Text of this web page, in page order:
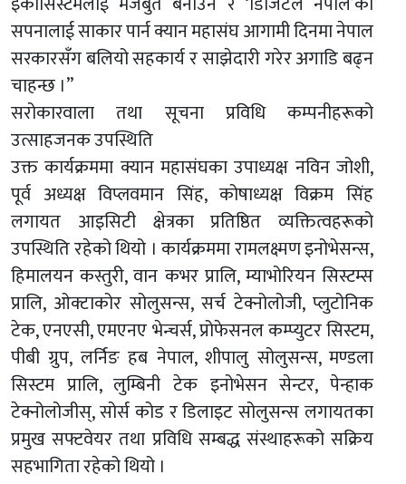
सपनालाई साकार पार्न क्यान महासंघ आगामी दिनमा नेपाल
सरकारसँग बलियो सहकार्य र साझेदारी गरेर अगाडि बढ्न
चाहन्छ ।”
सरोकारवाला तथा सूचना प्रविधि कम्पनीहरूको
उत्साहजनक उपस्थिति
उक्त कार्यक्रममा क्यान महासंघका उपाध्यक्ष नविन जोशी,
पूर्व अध्यक्ष विप्लवमान सिंह, कोषाध्यक्ष विक्रम सिंह
लगायत आइसिटी क्षेत्रका प्रतिष्ठित व्यक्तित्वहरूको
उपस्थिति रहेको थियो । कार्यक्रममा रामलक्ष्मण इनोभेसन्स,
हिमालयन कस्तुरी, वान कभर प्रालि, म्याभोरियन सिस्टम्स
प्रालि, ओक्टाकोर सोलुसन्स, सर्च टेक्नोलोजी, प्लुटोनिक
टेक, एनएसी, एमएनए भेन्चर्स, प्रोफेसनल कम्प्युटर सिस्टम,
पीबी ग्रुप, लर्निङ हब नेपाल, शीपालु सोलुसन्स, मण्डला
सिस्टम प्रालि, लुम्बिनी टेक इनोभेसन सेन्टर, पेन्हाक
टेक्नोलोजीस्, सोर्स कोड र डिलाइट सोलुसन्स लगायतका
प्रमुख सफ्टवेयर तथा प्रविधि सम्बद्ध संस्थाहरूको सक्रिय
सहभागिता रहेको थियो ।